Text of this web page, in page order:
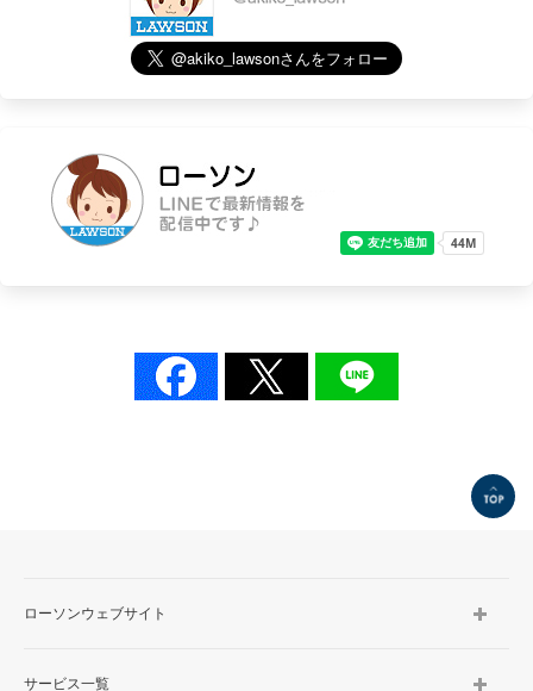
ローソンウェブサイト
サービス一覧